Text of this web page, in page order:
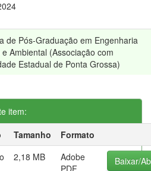
de Pós-Graduação em Engenharia
Ambiental (Associação com
Estadual de Ponta Grossa)
item:
Tamanho
Formato
2,18 MB
Adobe
Baixar/